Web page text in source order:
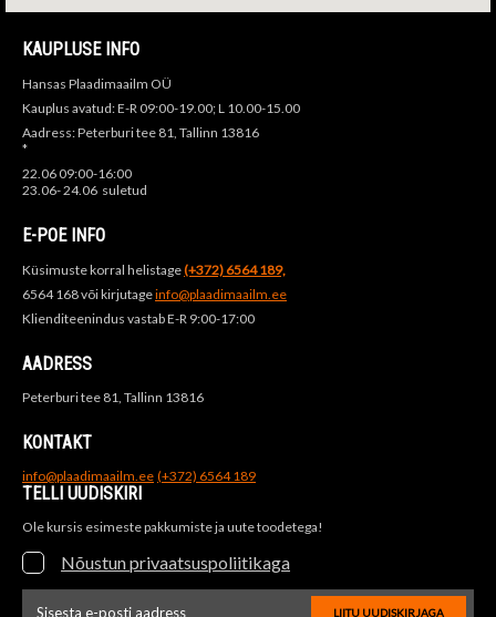
KAUPLUSE INFO
Hansas Plaadimaailm OÜ
Kauplus avatud: E-R 09:00-19.00; L 10.00-15.00
Aadress: Peterburi tee 81, Tallinn 13816
*
22.06 09:00-16:00
23.06- 24.06 suletud
E-POE INFO
Küsimuste korral helistage(+372) 6564 189,
6564 168 või kirjutageinfo@plaadimaailm.ee
Klienditeenindus vastab E-R 9:00-17:00
AADRESS
Peterburi tee 81, Tallinn 13816
KONTAKT
info@plaadimaailm.ee (+372) 6564 189
TELLI UUDISKIRI
Ole kursis esimeste pakkumiste ja uute toodetega!
Nõustun privaatsuspoliitikaga
LIITU UUDISKIRJAGA